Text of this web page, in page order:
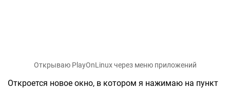
Открываю PlayOnLinux через меню приложений
Откроется новое окно, в котором я нажимаю на пункт